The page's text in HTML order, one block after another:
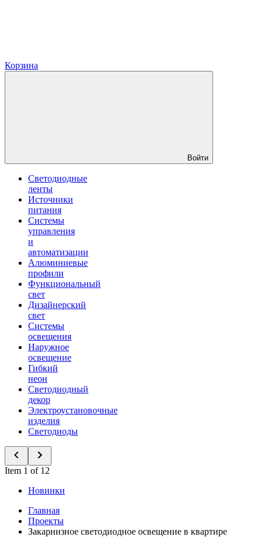
Корзина
Войти
Светодиодные
ленты
Источники
питания
Системы
управления
и
автоматизации
Алюминиевые
профили
Функциональный
свет
Дизайнерский
свет
Системы
освещения
Наружное
освещение
Гибкий
неон
Светодиодный
декор
Электроустановочные
изделия
Светодиоды
Item 1 of 12
Новинки
Главная
Проекты
Закарнизное светодиодное освещение в квартире